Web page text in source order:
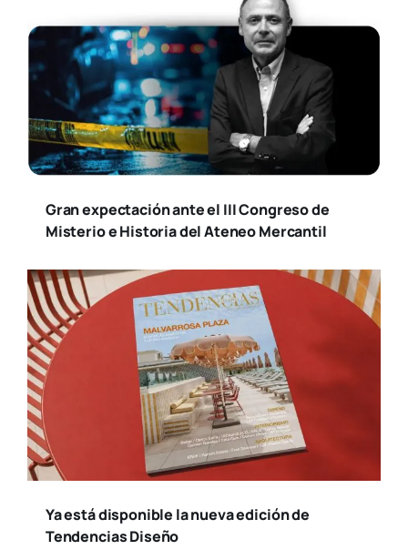
Gran expectación ante el III Congreso de
Misterio e Historia del Ateneo Mercantil
Ya está disponible la nueva edición de
Tendencias Diseño